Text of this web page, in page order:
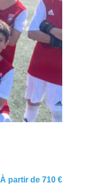
À partir de 710 €